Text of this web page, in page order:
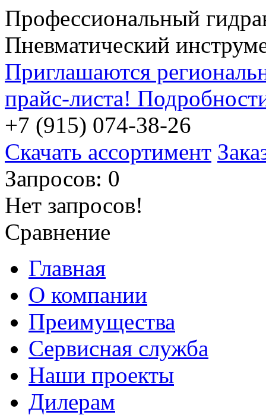
Профессиональный
Пневматический
Приглашаются
прайс-листа!
+7 (915) 074-38-26
Скачать ассортимент
Запросов: 0
Нет запросов!
Сравнение
Главная
О компании
Преимущества
Сервисная служба
Наши проекты
Дилерам